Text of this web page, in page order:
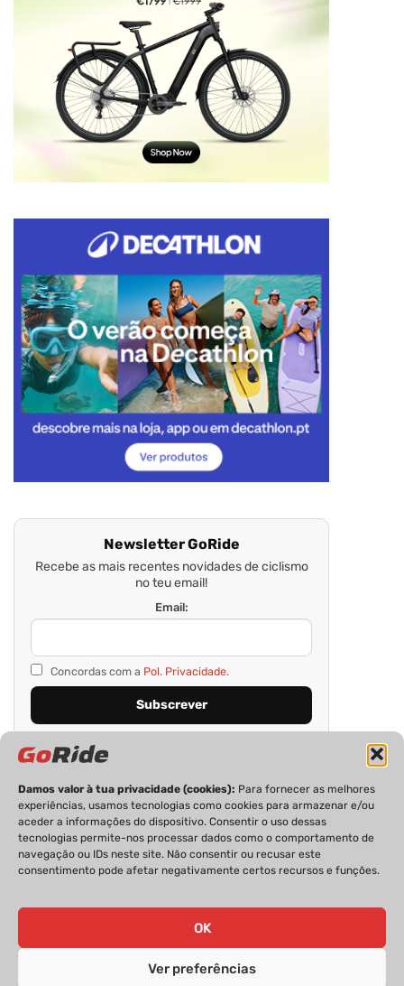
Damos valor à tua privacidade (cookies): Para fornecer as melhores
experiências, usamos tecnologias como cookies para armazenar e/ou
aceder a informações do dispositivo. Consentir o uso dessas
tecnologias permite-nos processar dados como o comportamento de
navegação ou IDs neste site. Não consentir ou recusar este
consentimento pode afetar negativamente certos recursos e funções.
OK
Ver preferências
Newsletter GoRide
Recebe as mais recentes novidades de ciclismo
no teu email!
Email:
Concordas com a Pol. Privacidade.
PRIVACIDADE FICHA TÉCNICA
ESTATUTO EDITORIAL